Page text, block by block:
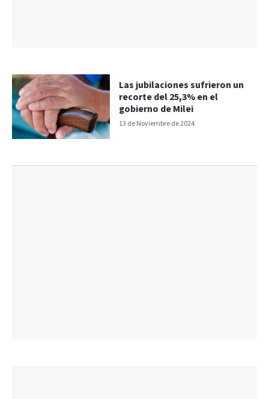
13 de Noviembre de 2024
Las jubilaciones sufrieron un
recorte del 25,3% en el
gobierno de Milei